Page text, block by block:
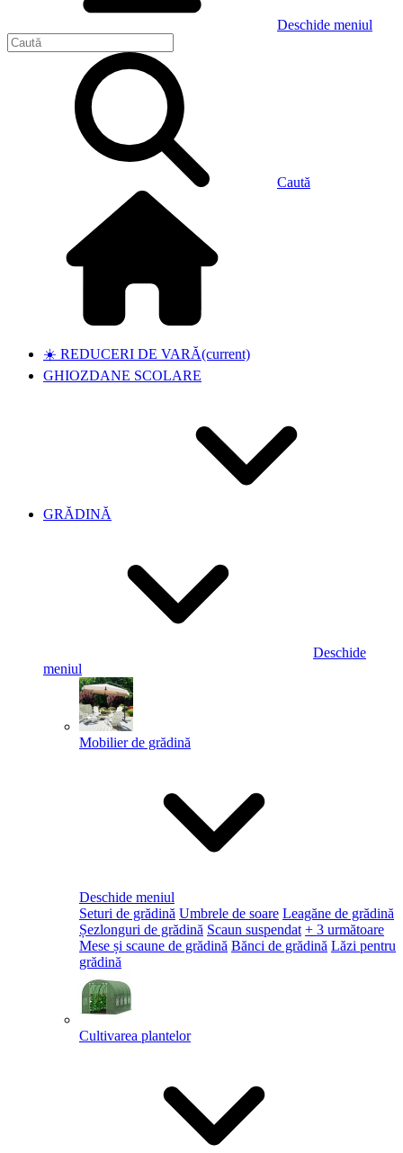
Deschide meniul
Caută
☀️ REDUCERI DE VARĂ(current)
GHIOZDANE SCOLARE
GRĂDINĂ
Deschide
meniul
Mobilier de grădină
Deschide meniul
Seturi de grădină Umbrele de soare Leagăne de grădină
Șezlonguri de grădină Scaun suspendat + 3 următoare
Mese și scaune de grădină Bănci de grădină Lăzi pentru
grădină
Cultivarea plantelor